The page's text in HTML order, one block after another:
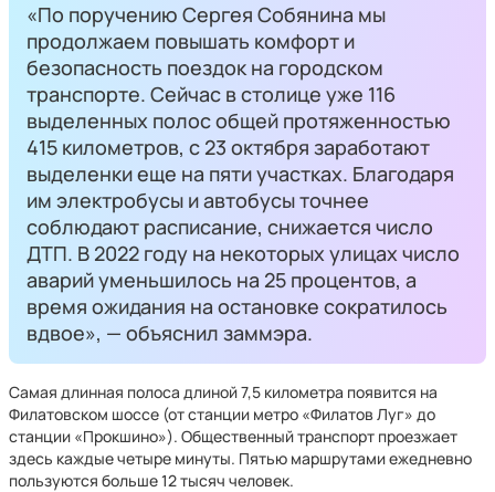
«По поручению Сергея Собянина мы
продолжаем повышать комфорт и
безопасность поездок на городском
транспорте. Сейчас в столице уже 116
выделенных полос общей протяженностью
415 километров, с 23 октября заработают
выделенки еще на пяти участках. Благодаря
им электробусы и автобусы точнее
соблюдают расписание, снижается число
ДТП. В 2022 году на некоторых улицах число
аварий уменьшилось на 25 процентов, а
время ожидания на остановке сократилось
вдвое», — объяснил заммэра.
Самая длинная полоса длиной 7,5 километра появится на
Филатовском шоссе (от станции метро «Филатов Луг» до
станции «Прокшино»). Общественный транспорт проезжает
здесь каждые четыре минуты. Пятью маршрутами ежедневно
пользуются больше 12 тысяч человек.